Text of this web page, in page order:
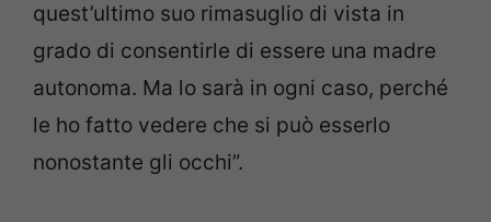
quest’ultimo suo rimasuglio di vista in
grado di consentirle di essere una madre
autonoma. Ma lo sarà in ogni caso, perché
le ho fatto vedere che si può esserlo
nonostante gli occhi”.